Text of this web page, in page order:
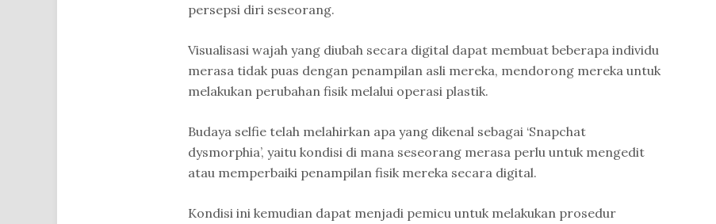
persepsi diri seseorang.
Visualisasi wajah yang diubah secara digital dapat membuat beberapa individu
merasa tidak puas dengan penampilan asli mereka, mendorong mereka untuk
melakukan perubahan fisik melalui operasi plastik.
Budaya selfie telah melahirkan apa yang dikenal sebagai ‘Snapchat
dysmorphia’, yaitu kondisi di mana seseorang merasa perlu untuk mengedit
atau memperbaiki penampilan fisik mereka secara digital.
Kondisi ini kemudian dapat menjadi pemicu untuk melakukan prosedur